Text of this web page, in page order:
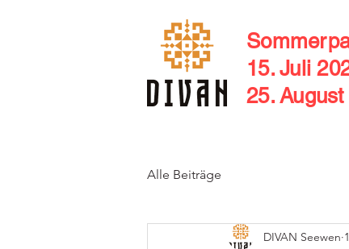
15. Juli
25.
Alle Beiträge
DIVAN Seewen